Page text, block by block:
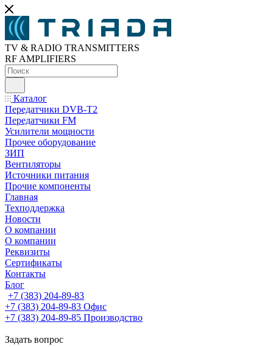
TV & RADIO TRANSMITTERS
RF AMPLIFIERS
Каталог
Передатчики DVB-T2
Передатчики FM
Усилители мощности
Прочее оборудование
ЗИП
Вентиляторы
Источники питания
Прочие компоненты
Главная
Техподдержка
Новости
О компании
О компании
Реквизиты
Сертификаты
Контакты
Блог
+7 (383) 204-89-83
+7 (383) 204-89-83 Офис
+7 (383) 204-89-85 Производство
Задать вопрос